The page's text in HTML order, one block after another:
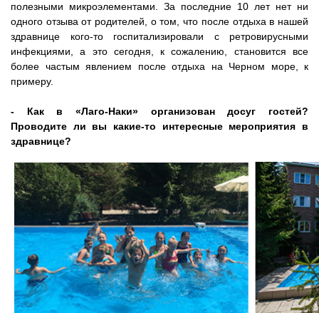
полезными микроэлементами. За последние 10 лет нет ни
одного отзыва от родителей, о том, что после отдыха в нашей
здравнице кого-то госпитализировали с ретровирусными
инфекциями, а это сегодня, к сожалению, становится все
более частым явлением после отдыха на Черном море, к
примеру.
- Как в «Лаго-Наки» организован досуг гостей?
Проводите ли вы какие-то интересные мероприятия в
здравнице?